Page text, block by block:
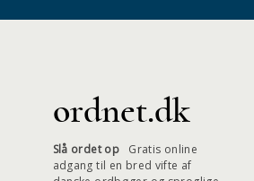
g
ordnet.dk
Slå ordet op Gratis online
adgang til en bred vifte af